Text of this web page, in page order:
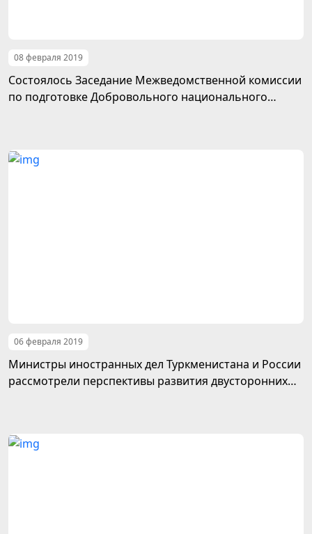
08 февраля 2019
Состоялось Заседание Межведомственной комиссии
по подготовке Добровольного национального
06 февраля 2019
Министры иностранных дел Туркменистана и России
рассмотрели перспективы развития двусторонних